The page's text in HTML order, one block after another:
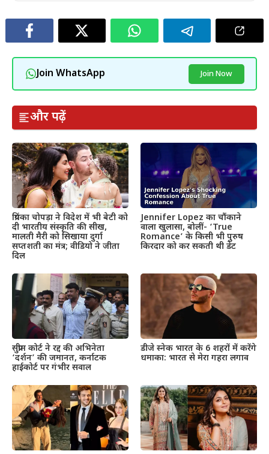
Join WhatsApp Join Now
और पढ़ें
प्रियंका चोपड़ा ने विदेश में भी बेटी को
दी भारतीय संस्कृति की सीख,
मालती मैरी को सिखाया दुर्गा
सप्तशती का मंत्र; वीडियो ने जीता
दिल
Jennifer Lopez का चौंकाने
वाला खुलासा, बोलीं- ‘True
Romance’ के किसी भी पुरुष
किरदार को कर सकती थी डेट
सुप्रीम कोर्ट ने रद्द की अभिनेता
‘दर्शन’ की जमानत, कर्नाटक
हाईकोर्ट पर गंभीर सवाल
डीजे स्नेक भारत के 6 शहरों में करेंगे
धमाका: भारत से मेरा गहरा लगाव